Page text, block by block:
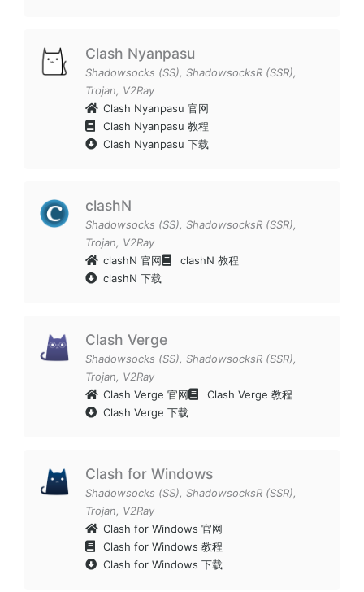
Clash Nyanpasu
Shadowsocks (SS), ShadowsocksR (SSR),
Trojan, V2Ray
Clash Nyanpasu 官网
Clash Nyanpasu 教程
Clash Nyanpasu 下载
clashN
Shadowsocks (SS), ShadowsocksR (SSR),
Trojan, V2Ray
clashN 官网
clashN 教程
clashN 下载
Clash Verge
Shadowsocks (SS), ShadowsocksR (SSR),
Trojan, V2Ray
Clash Verge 官网
Clash Verge 教程
Clash Verge 下载
Clash for Windows
Shadowsocks (SS), ShadowsocksR (SSR),
Trojan, V2Ray
Clash for Windows 官网
Clash for Windows 教程
Clash for Windows 下载